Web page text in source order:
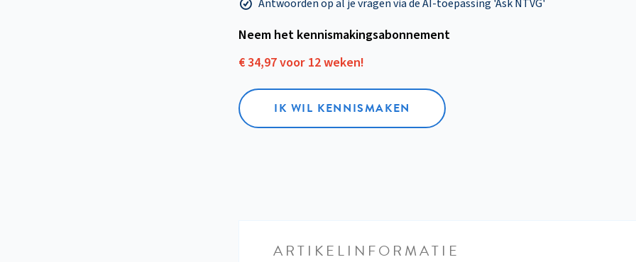
Antwoorden op al je vragen via de AI-toepassing 'Ask NTVG'
Neem het kennismakings­abonnement
€ 34,97 voor 12 weken!
IK WIL KENNISMAKEN
ARTIKELINFORMATIE